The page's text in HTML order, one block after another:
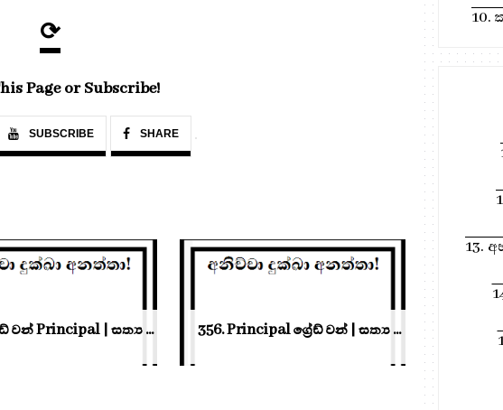
⟳
Page or Subscribe!
SUBSCRIBE SHARE
වන් Principal | සත්‍ය ... 356. Principal ග්‍රේඩ් වන් | සත්‍ය ...
10.
13.